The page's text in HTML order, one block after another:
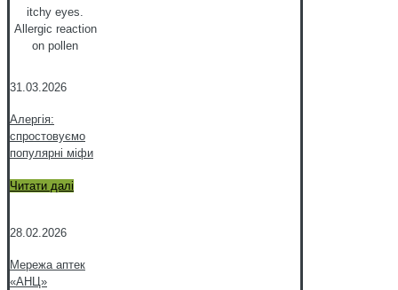
itchy eyes.
Allergic reaction
on pollen
31.03.2026
Алергія:
спростовуємо
популярні міфи
Читати далі
28.02.2026
Мережа аптек
«АНЦ»